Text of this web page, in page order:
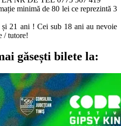
minimă de 80 lei ce reprezintă 3
21 ani ! Cei sub 18 ani au nevoie
/ tutore!
găsești bilete la: